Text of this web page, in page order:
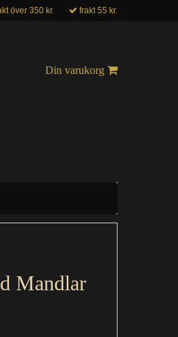
över 350 kr. frakt 55 kr.
Din varukorg
Mandlar